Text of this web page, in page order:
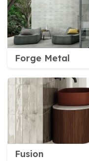
Forge Metal
Fusion